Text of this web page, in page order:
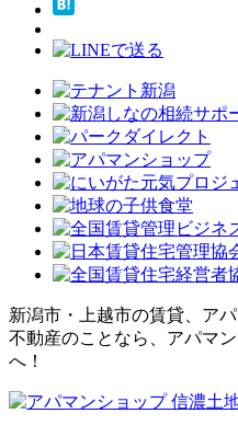
新潟市・上越市の賃貸、ア
不動産のことなら、アパマ
へ！